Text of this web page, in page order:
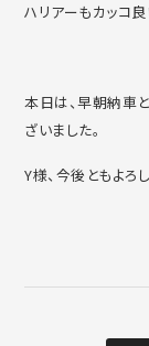
ハリアーもカッコ
本日は、早朝納車
ざいました。
Y様、今後ともよろ